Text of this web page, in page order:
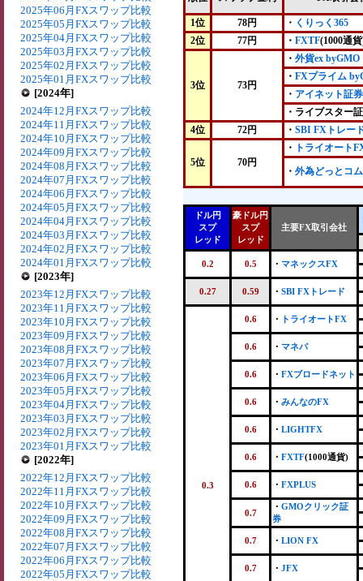
2025年06月FXスワップ比較
2025年05月FXスワップ比較
2025年04月FXスワップ比較
2025年03月FXスワップ比較
2025年02月FXスワップ比較
2025年01月FXスワップ比較
[2024年]
2024年12月FXスワップ比較
2024年11月FXスワップ比較
2024年10月FXスワップ比較
2024年09月FXスワップ比較
2024年08月FXスワップ比較
2024年07月FXスワップ比較
2024年06月FXスワップ比較
2024年05月FXスワップ比較
2024年04月FXスワップ比較
2024年03月FXスワップ比較
2024年02月FXスワップ比較
2024年01月FXスワップ比較
[2023年]
2023年12月FXスワップ比較
2023年11月FXスワップ比較
2023年10月FXスワップ比較
2023年09月FXスワップ比較
2023年08月FXスワップ比較
2023年07月FXスワップ比較
2023年06月FXスワップ比較
2023年05月FXスワップ比較
2023年04月FXスワップ比較
2023年03月FXスワップ比較
2023年02月FXスワップ比較
2023年01月FXスワップ比較
[2022年]
2022年12月FXスワップ比較
2022年11月FXスワップ比較
2022年10月FXスワップ比較
2022年09月FXスワップ比較
2022年08月FXスワップ比較
2022年07月FXスワップ比較
2022年06月FXスワップ比較
2022年05月FXスワップ比較
1位 78円 ・ くりっく365
2位
77円 ・ FXTF(1000通
3位 73円
・ 外貨ex byGMO
・ FXプライム
・ アイネット証券
・ライブスター
4位
72円 ・ SBI FXトレー
5位 70円
・ トライオート
・ 外為どっとコム
ドル円
スプ
レッド
豪ドル円
スプ
レッド
主要FX取引会社
0.2 0.5 ・ マネックスFX
0.27 0.59 ・ SBI FXトレード
0.3
0.6 ・ トライオートFX
0.6 ・ マネパ
0.6 ・ FXブロードネット
0.6 ・ みんなのFX
0.6 ・ LIGHTFX
0.6 ・ FXTF(1000通貨)
0.6 ・ FXPLUS
0.7
・ GMOクリック証
券
0.7 ・ LION FX
0.7 ・ JFX